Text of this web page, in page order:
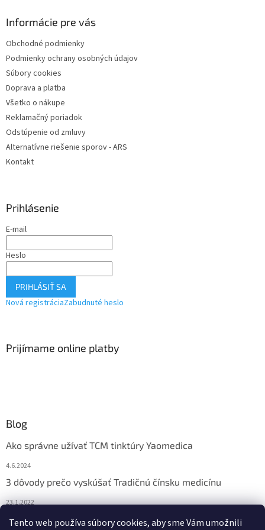
Tento web používa súbory cookies, aby sme Vám umožnili
Informácie pre vás
Obchodné podmienky
Podmienky ochrany osobných údajov
Súbory cookies
Doprava a platba
Všetko o nákupe
Reklamačný poriadok
Odstúpenie od zmluvy
Alternatívne riešenie sporov - ARS
Kontakt
Prihlásenie
E-mail
Heslo
PRIHLÁSIŤ SA
Nová registráciaZabudnuté heslo
Prijímame online platby
Blog
Ako správne užívať TCM tinktúry Yaomedica
4.6.2024
3 dôvody prečo vyskúšať Tradičnú čínsku medicínu
23.1.2022
Nadmerne vám vypadávajú vlasy? Pomôže vám čínska